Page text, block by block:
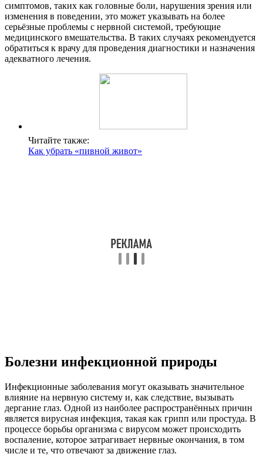
симптомов, таких как головные боли, нарушения зрения или
изменения в поведении, это может указывать на более
серьёзные проблемы с нервной системой, требующие
медицинского вмешательства. В таких случаях рекомендуется
обратиться к врачу для проведения диагностики и назначения
адекватного лечения.
Читайте также:
Как убрать «пивной живот»
Болезни инфекционной природы
Инфекционные заболевания могут оказывать значительное
влияние на нервную систему и, как следствие, вызывать
дергание глаз. Одной из наиболее распространённых причин
является вирусная инфекция, такая как грипп или простуда. В
процессе борьбы организма с вирусом может происходить
воспаление, которое затрагивает нервные окончания, в том
числе и те, что отвечают за движение глаз.